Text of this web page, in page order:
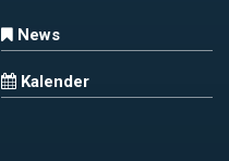
News
Kalender